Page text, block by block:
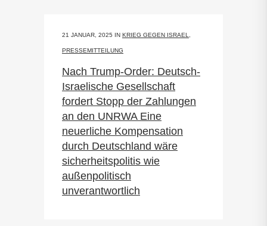
21 JANUAR, 2025 IN KRIEG GEGEN ISRAEL
PRESSEMITTEILUNG
Nach Trump-Order: Deutsch-
Israelische Gesellschaft
fordert Stopp der Zahlungen
an den UNRWA Eine
neuerliche Kompensation
durch Deutschland wäre
sicherheitspolitis wie
außenpolitisch
unverantwortlich